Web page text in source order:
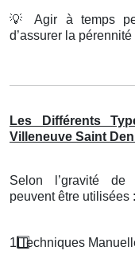
💡
Agir à temps
d’assurer la
Les Différents
Villeneuve Saint
Selon l’gravité de
peuvent être utilisées :
1️ Techniques